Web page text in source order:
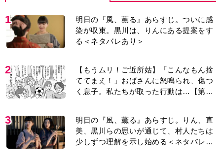
1
明日の『風、薫る』あらすじ。ついに感
染が収束。黒川は、りんにある提案をす
る＜ネタバレあり＞
2
【もうムリ！ご近所姑】「こんなもん捨
ててまえ！」おばさんに怒鳴られ、傷つ
く息子。私たちが取った行動は…【第3
3
明日の『風、薫る』あらすじ。りん、直
美、黒川らの思いが通じて、村人たちは
少しずつ理解を示し始める＜ネタバレあ